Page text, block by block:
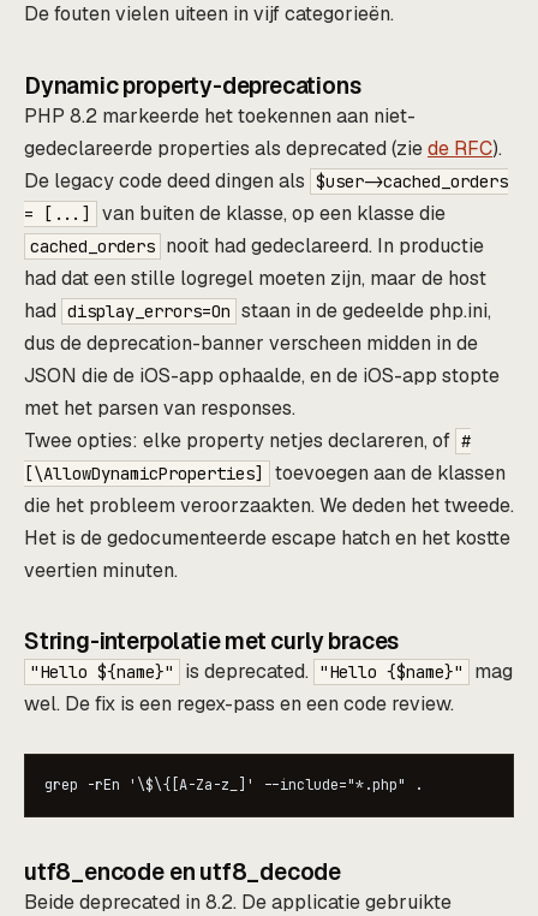
De fouten vielen uiteen in vijf categorieën.
Dynamic property-deprecations
PHP 8.2 markeerde het toekennen aan niet-
gedeclareerde properties als deprecated (ziede RFC).
De legacy code deed dingen als $user->cached_orders
= [...]
van buiten de klasse, op een klasse die
cached_orders nooit had gedeclareerd. In productie
had dat een stille logregel moeten zijn, maar de host
had display_errors=On staan in de gedeelde php.ini,
dus de deprecation-banner verscheen midden in de
JSON die de iOS-app ophaalde, en de iOS-app stopte
met het parsen van responses.
Twee opties: elke property netjes declareren, of #
[\AllowDynamicProperties]
toevoegen aan de klassen
die het probleem veroorzaakten. We deden het tweede.
Het is de gedocumenteerde escape hatch en het kostte
veertien minuten.
String-interpolatie met curly braces
"Hello ${name}" is deprecated. "Hello {$name}"
mag
wel. De fix is een regex-pass en een code review.
utf8_encode en utf8_decode
Beide deprecated in 8.2. De applicatie gebruikte